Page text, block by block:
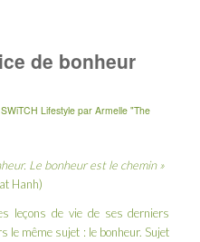
de bonheur
SWiTCH Lifestyle par Armelle "The
Le bonheur est le chemin »
Hanh)
leçons de vie de ses derniers
le même sujet : le bonheur. Sujet